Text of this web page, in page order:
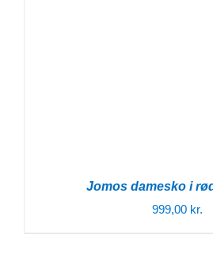
Jomos damesko i
999,00 kr.